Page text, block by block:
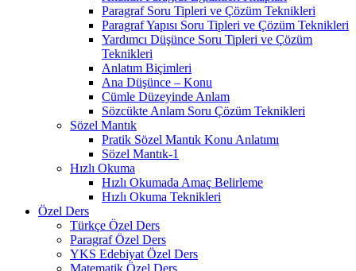
Paragraf Soru Tipleri ve Çözüm Teknikleri
Paragraf Yapısı Soru Tipleri ve Çözüm Teknikleri
Yardımcı Düşünce Soru Tipleri ve Çözüm
Teknikleri
Anlatım Biçimleri
Ana Düşünce – Konu
Cümle Düzeyinde Anlam
Sözcükte Anlam Soru Çözüm Teknikleri
Sözel Mantık
Pratik Sözel Mantık Konu Anlatımı
Sözel Mantık-1
Hızlı Okuma
Hızlı Okumada Amaç Belirleme
Hızlı Okuma Teknikleri
Özel Ders
Türkçe Özel Ders
Paragraf Özel Ders
YKS Edebiyat Özel Ders